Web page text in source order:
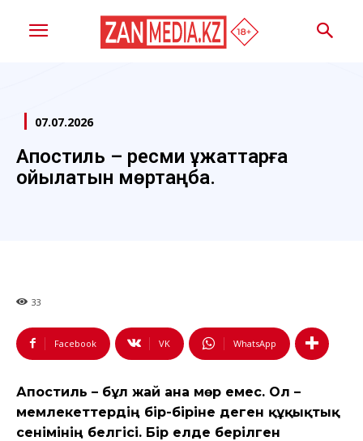
07.07.2026
Апостиль – ресми құжаттарға
қойылатын мөртаңба.
33
Facebook VK WhatsApp
Апостиль – бұл жай ғана мөр емес. Ол –
мемлекеттердің бір-біріне деген құқықтық
сенімінің белгісі. Бір елде берілген